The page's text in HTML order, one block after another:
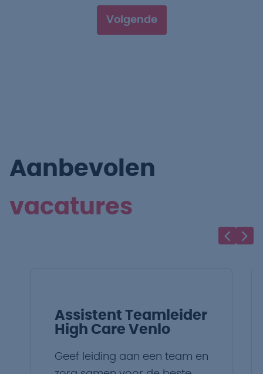
Volgende
Aanbevolen
vacatures
Assistent Teamleider
High Care Venlo
Geef leiding aan een team en